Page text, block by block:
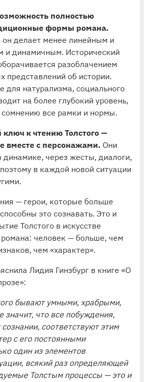
полностью
формы романа.
он делает менее линейным и
и динамичным. Исторический
разоблачением
представлений об истории.
для натурализма, социального
на более глубокий уровень,
сомнению все рамки и нормы.
к чтению Толстого —
вместе с персонажами. Они
динамике, через жесты, диалоги,
в каждой новой ситуации
— герои, которые больше
это сознавать. Это и
Толстого в искусстве
романа: человек — больше, чем
чем «характер».
Лидия Гинзбург в книге «О
бывают умными, храбрыми,
значит, что все побуждения,
соответствуют этим
с его постоянными
один из элементов
всякий раз определяющей
Толстым процессы — это и